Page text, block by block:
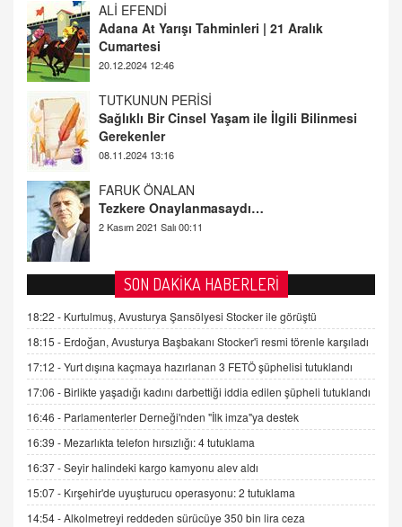
TUTKUNUN PERİSİ
Sağlıklı Bir Cinsel Yaşam ile İlgili Bilinmesi
Gerekenler
08.11.2024 13:16
FARUK ÖNALAN
Tezkere Onaylanmasaydı…
2 Kasım 2021 Salı 00:11
AV. DOĞAN CAN DOĞAN
Kişisel verilerin korunması ve dijital hukukun
gelişimi
SEHER EREK
Kış Ayları Geldi, Hangi Önlemler Alınmalı?
9.12.2025 10:11
İNCİ GÜL AKÖL
Trump Keşke Adana'yı da Ziyaret Etse...
06.07.2026 13:00
ADEM AKÖL
Esed Destekçilerinin Yüzüne Vurulan Şamar:
Sednaya
11.12.2024 12:30
SON DAKİKA HABERLERİ
18:22 - Kurtulmuş, Avusturya Şansölyesi Stocker ile görüştü
18:15 - Erdoğan, Avusturya Başbakanı Stocker'i resmi törenle karşıladı
17:12 -Yurt dışına kaçmaya hazırlanan 3 FETÖ şüphelisi tutuklandı
17:06 - Birlikte yaşadığı kadını darbettiği iddia edilen şüpheli tutuklandı
16:46 - Parlamenterler Derneği'nden "İlk imza"ya destek
16:39 - Mezarlıkta telefon hırsızlığı: 4 tutuklama
16:37 -Seyir halindeki kargo kamyonu alev aldı
15:07 - Kırşehir'de uyuşturucu operasyonu: 2 tutuklama
14:54 -Alkolmetreyi reddeden sürücüye 350 bin lira ceza